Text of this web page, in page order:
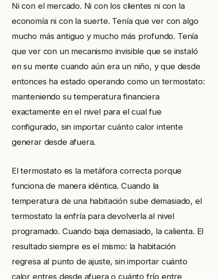
Ni con el mercado. Ni con los clientes ni con la
economía ni con la suerte. Tenía que ver con algo
mucho más antiguo y mucho más profundo. Tenía
que ver con un mecanismo invisible que se instaló
en su mente cuando aún era un niño, y que desde
entonces ha estado operando como un termostato:
manteniendo su temperatura financiera
exactamente en el nivel para el cual fue
configurado, sin importar cuánto calor intente
generar desde afuera.
El termostato es la metáfora correcta porque
funciona de manera idéntica. Cuando la
temperatura de una habitación sube demasiado, el
termostato la enfría para devolverla al nivel
programado. Cuando baja demasiado, la calienta. El
resultado siempre es el mismo: la habitación
regresa al punto de ajuste, sin importar cuánto
calor entres desde afuera o cuánto frío entre